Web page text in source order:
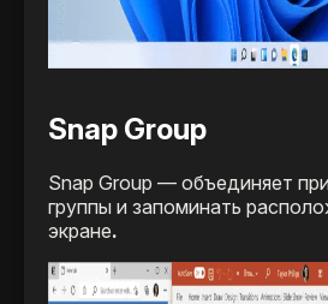
Snap Group
Snap Group — объединяет
группы и запоминать
экране.